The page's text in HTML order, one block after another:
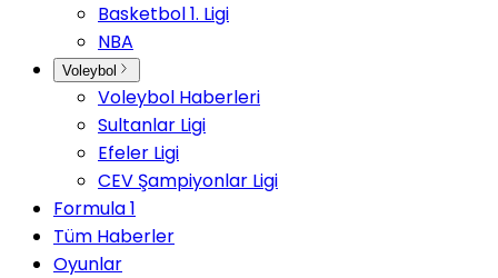
Basketbol 1. Ligi
NBA
Voleybol
Voleybol Haberleri
Sultanlar Ligi
Efeler Ligi
CEV Şampiyonlar Ligi
Formula 1
Tüm Haberler
Oyunlar